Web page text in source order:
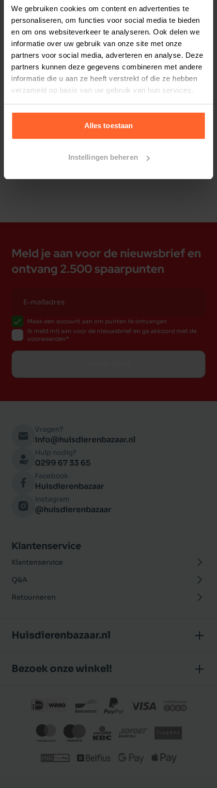
We gebruiken cookies om content en advertenties te
personaliseren, om functies voor social media te bieden
en om ons websiteverkeer te analyseren. Ook delen we
informatie over uw gebruik van onze site met onze
partners voor social media, adverteren en analyse. Deze
partners kunnen deze gegevens combineren met andere
informatie die u aan ze heeft verstrekt of die ze hebben
verzameld op basis van uw gebruik van hun services.
Alles toestaan
Instellingen beheren
Productspecificaties
Stel uw bestelherinnering in:(2 weken)
Elke
Elke
Elke
8 weken
10 weken
12 weken
Meld je aan voor de nieuwsbrief en
ontvang 2.500 spaarpunten
Maak een account aan om punten te ontvangen
Ik meld mij aan voor de nieuwsbrief en ga akkoord met de
voorwaarden
Vragen?
info@huisdierenbazaar.nl
Hulp nodig?
0299 67 33 65
Facebook
Huisdierenbazaar
Instagram
@huisdierenbazaar
Klantenservice
Klantenservice
Q&A
Retourneren
Huisdierenbazaar.nl
Klantbeoordelingen
Privacybeleid
Bezoek onze winkel!
J.P. Poelstraat 8
Nederland